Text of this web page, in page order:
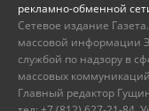
рекламно-обменной
Сетевое издание
массовой информации
службой по надзору в
массовых
Главный редактор